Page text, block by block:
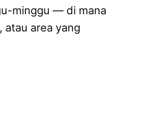
minggu — di mana
area yang